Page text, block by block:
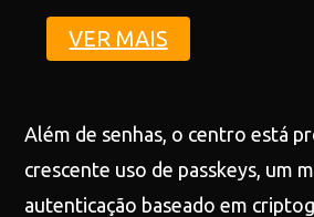
VER MAIS
Além de senhas, o centro está
crescente uso de passkeys, um
autenticação baseado em